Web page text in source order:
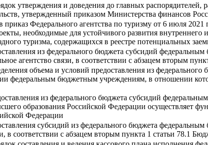
утверждения и доведения до главных распорядителей,
утвержденный приказом Министерства финансов
Федерального агентства по туризму от 6 июля
необходимые для устойчивого развития внутреннего и
туризма, содержащихся в реестре потенциальных
из федерального бюджета субсидий
агентство связи, в соответствии с абзацем вторым
объема и условий предоставления из федерального
федеральным бюджетным учреждениям, в отношении
из федерального бюджета субсидий
образования Российской Федерации осуществляет
Федерации
субсидий из федерального бюджета
соответствии с абзацем вторым пункта 1 статьи 78.1